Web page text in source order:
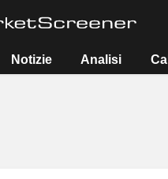
Notizie Analisi